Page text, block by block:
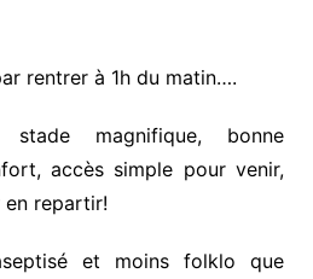
rentrer à 1h du matin….
magnifique, bonne
accès simple pour venir,
en repartir!
et moins folklo que